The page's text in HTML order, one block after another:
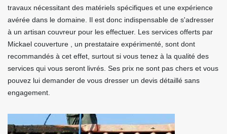
travaux nécessitant des matériels spécifiques et une expérience
avérée dans le domaine. Il est donc indispensable de s'adresser
à un artisan couvreur pour les effectuer. Les services offerts par
Mickael couverture , un prestataire expérimenté, sont dont
recommandés à cet effet, surtout si vous tenez à la qualité des
services qui vous seront livrés. Ses prix ne sont pas chers et vous
pouvez lui demander de vous dresser un devis détaillé sans
engagement.